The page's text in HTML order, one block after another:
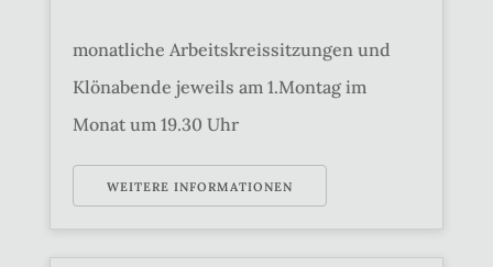
monatliche Arbeitskreissitzungen und
Klönabende jeweils am 1.Montag im
Monat um 19.30 Uhr
WEITERE INFORMATIONEN